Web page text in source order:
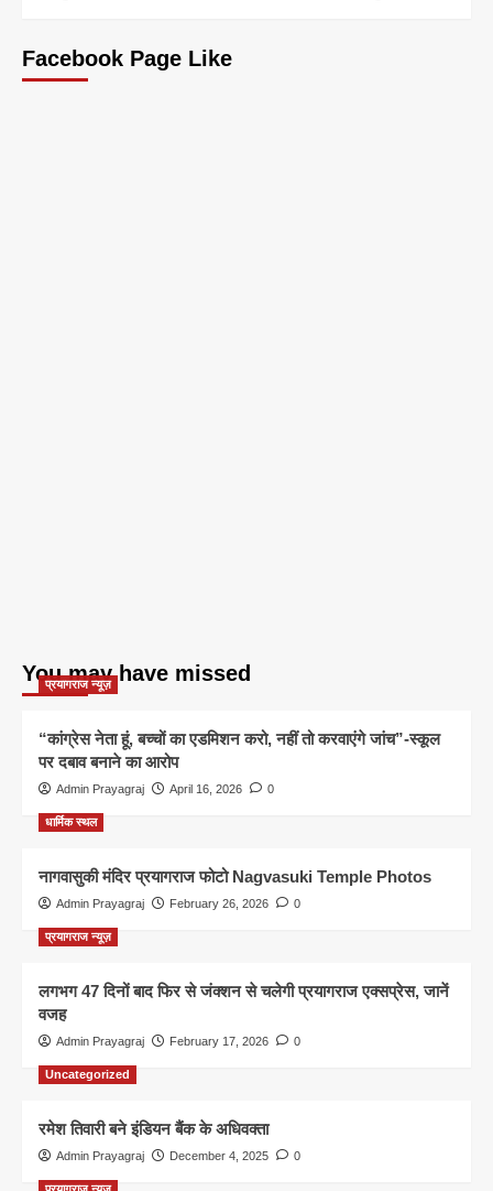
Facebook Page Like
You may have missed
प्रयागराज न्यूज़
“कांग्रेस नेता हूं, बच्चों का एडमिशन करो, नहीं तो करवाएंगे जांच”-स्कूल
पर दबाव बनाने का आरोप
Admin Prayagraj April 16, 2026 0
धार्मिक स्थल
नागवासुकी मंदिर प्रयागराज फोटो Nagvasuki Temple Photos
Admin Prayagraj February 26, 2026 0
प्रयागराज न्यूज़
लगभग 47 दिनों बाद फिर से जंक्शन से चलेगी प्रयागराज एक्सप्रेस, जानें
वजह
Admin Prayagraj February 17, 2026 0
Uncategorized
रमेश तिवारी बने इंडियन बैंक के अधिवक्ता
Admin Prayagraj December 4, 2025 0